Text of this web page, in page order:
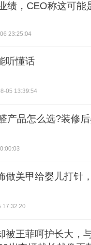
绩，CEO称这可能
23:25:04
听懂话
05 13:39:54
产品怎么选?装修
做美甲给婴儿打针
17:32:20
被王菲呵护长大，